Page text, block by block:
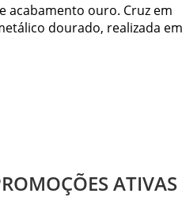
acabamento ouro. Cruz em
dourado, realizada em
ATIVAS